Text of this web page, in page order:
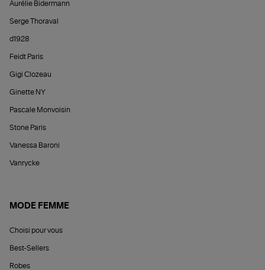
Aurélie Bidermann
Serge Thoraval
d1928
Feidt Paris
Gigi Clozeau
Ginette NY
Pascale Monvoisin
Stone Paris
Vanessa Baroni
Vanrycke
MODE FEMME
Choisi pour vous
Best-Sellers
Robes